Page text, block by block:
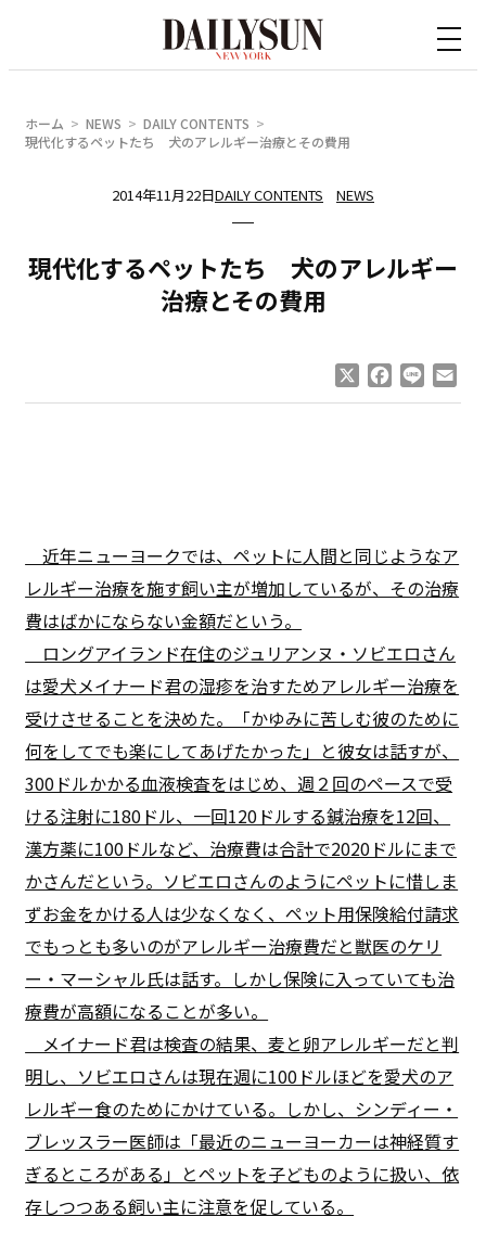
ホーム NEWS
DAILY CONTENTS
現代化するペットたち 犬のアレルギー治療とその費用
2014年11月22日DAILY CONTENTS NEWS
現代化するペットたち 犬のアレルギー
治療とその費用
Facebook
Line
近年ニューヨークでは、ペットに人間と同じようなア
レルギー治療を施す飼い主が増加しているが、その治療
費はばかにならない金額だという。
ロングアイランド在住のジュリアンヌ・ソビエロさん
は愛犬メイナード君の湿疹を治すためアレルギー治療を
受けさせることを決めた。「かゆみに苦しむ彼のために
何をしてでも楽にしてあげたかった」と彼女は話すが、
300ドルかかる血液検査をはじめ、週２回のペースで受
ける注射に180ドル、一回120ドルする鍼治療を12回、
漢方薬に100ドルなど、治療費は合計で2020ドルにまで
かさんだという。ソビエロさんのようにペットに惜しま
ずお金をかける人は少なくなく、ペット用保険給付請求
でもっとも多いのがアレルギー治療費だと獣医のケリ
ー・マーシャル氏は話す。しかし保険に入っていても治
療費が高額になることが多い。
メイナード君は検査の結果、麦と卵アレルギーだと判
明し、ソビエロさんは現在週に100ドルほどを愛犬のア
レルギー食のためにかけている。しかし、シンディー・
ブレッスラー医師は「最近のニューヨーカーは神経質す
ぎるところがある」とペットを子どものように扱い、依
存しつつある飼い主に注意を促している。